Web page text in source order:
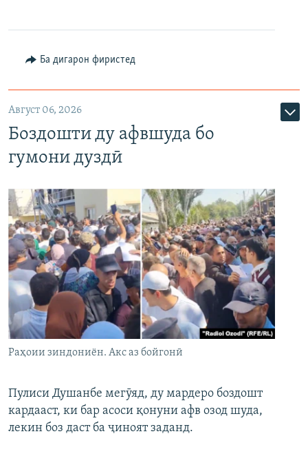
Ба дигарон фиристед
Август 06, 2026
Боздошти ду афвшуда бо
гумони дуздӣ
Раҳоии зиндониён. Акс аз бойгонӣ
Пулиси Душанбе мегӯяд, ду мардеро боздошт
кардааст, ки бар асоси қонуни афв озод шуда,
лекин боз даст ба ҷиноят заданд.